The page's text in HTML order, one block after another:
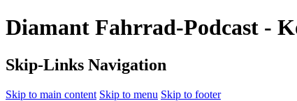
Diamant Fahrrad-Podcast -
Skip-Links Navigation
Skip to main content Skip to menu Skip to footer